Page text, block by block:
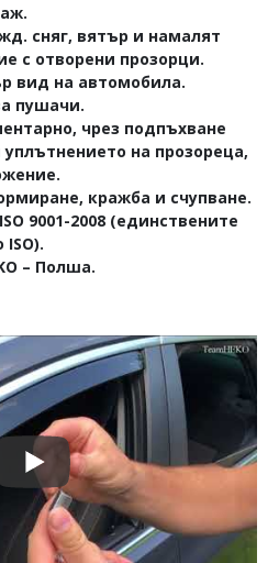
сняг, вятър и намалят
с отворени прозорци.
вид на автомобила.
пушачи.
чрез подпъхване
на прозореца,
кражба и счупване.
9001-2008 (единствените
– Полша.